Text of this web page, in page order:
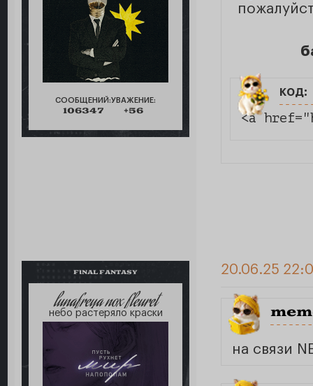
СООБЩЕНИЙ:
106347
УВАЖЕНИЕ:
+56
код:
<a
FINAL FANTASY
lunafreya nox fleuret
небо растеряло краски
20.06.25
на связи